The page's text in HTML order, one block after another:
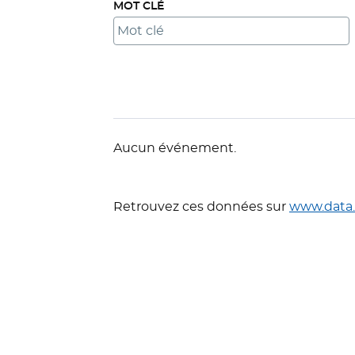
MOT CLÉ
Liste
Aucun événement.
Retrouvez ces données sur